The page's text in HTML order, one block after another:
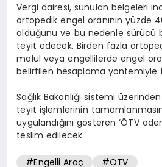
Vergi dairesi, sunulan belgeleri
ortopedik engel oranının yüzde
olduğunu ve bu nedenle sürücü
teyit edecek. Birden fazla
malul veya engellilerde engel
belirtilen hesaplama yöntemiyle
Sağlık Bakanlığı sistemi
teyit işlemlerinin
uygulandığını gösteren ‘ÖTV
teslim edilecek.
#Engelli Araç #ÖTV